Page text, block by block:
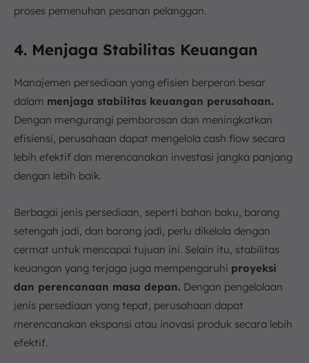
proses pemenuhan pesanan pelanggan.
4. Menjaga Stabilitas Keuangan
Manajemen persediaan yang efisien berperan besar
dalam menjaga stabilitas keuangan perusahaan.
Dengan mengurangi pemborosan dan meningkatkan
efisiensi, perusahaan dapat mengelola cash flow secara
lebih efektif dan merencanakan investasi jangka panjang
dengan lebih baik.
Berbagai jenis persediaan, seperti bahan baku, barang
setengah jadi, dan barang jadi, perlu dikelola dengan
cermat untuk mencapai tujuan ini. Selain itu, stabilitas
keuangan yang terjaga juga mempengaruhi proyeksi
dan perencanaan masa depan. Dengan pengelolaan
jenis persediaan yang tepat, perusahaan dapat
merencanakan ekspansi atau inovasi produk secara lebih
efektif.